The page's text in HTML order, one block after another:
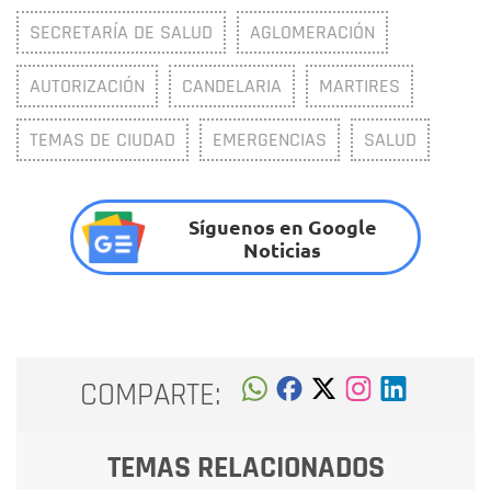
SECRETARÍA DE SALUD AGLOMERACIÓN
AUTORIZACIÓN CANDELARIA MARTIRES
TEMAS DE CIUDAD EMERGENCIAS SALUD
Síguenos en Google
Noticias
COMPARTE:
TEMAS RELACIONADOS